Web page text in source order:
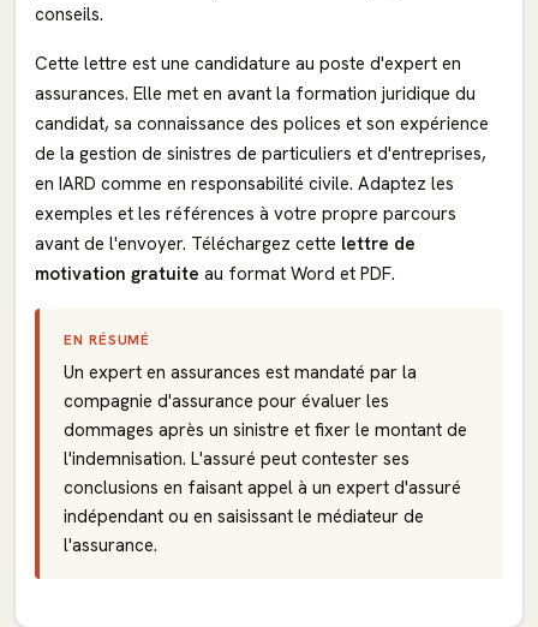
conseils.
Cette lettre est une candidature au poste d'expert en
assurances. Elle met en avant la formation juridique du
candidat, sa connaissance des polices et son expérience
de la gestion de sinistres de particuliers et d'entreprises,
en IARD comme en responsabilité civile. Adaptez les
exemples et les références à votre propre parcours
avant de l'envoyer. Téléchargez cette lettre de
motivation gratuite au format Word et PDF.
EN RÉSUMÉ
Un expert en assurances est mandaté par la
compagnie d'assurance pour évaluer les
dommages après un sinistre et fixer le montant de
l'indemnisation. L'assuré peut contester ses
conclusions en faisant appel à un expert d'assuré
indépendant ou en saisissant le médiateur de
l'assurance.